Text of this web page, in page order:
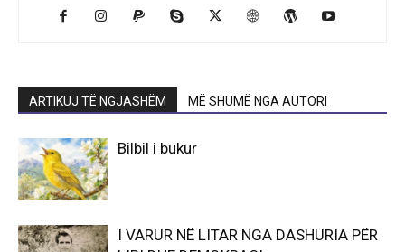
ARTIKUJ TË NGJASHËM MË SHUMË NGA AUTORI
Bilbil i bukur
I VARUR NË LITAR NGA DASHURIA PËR